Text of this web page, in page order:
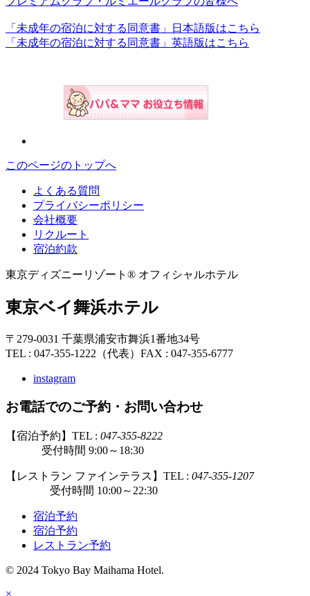
「未成年の宿泊に対する同意書」日本語版はこちら
「未成年の宿泊に対する同意書」英語版はこちら
このページのトップへ
よくある質問
プライバシーポリシー
会社概要
リクルート
宿泊約款
東京ディズニーリゾート® オフィシャルホテル
東京ベイ舞浜ホテル
〒279-0031 千葉県浦安市舞浜1番地34号
TEL : 047-355-1222（代表） FAX : 047-355-6777
instagram
お電話でのご予約・お問い合わせ
【宿泊予約】TEL : 047-355-8222
受付時間 9:00～18:30
【レストラン ファインテラス】TEL : 047-355-1207
受付時間 10:00～22:30
宿泊予約
宿泊予約
レストラン予約
© 2024 Tokyo Bay Maihama Hotel.
×